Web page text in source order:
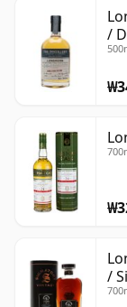
/
/